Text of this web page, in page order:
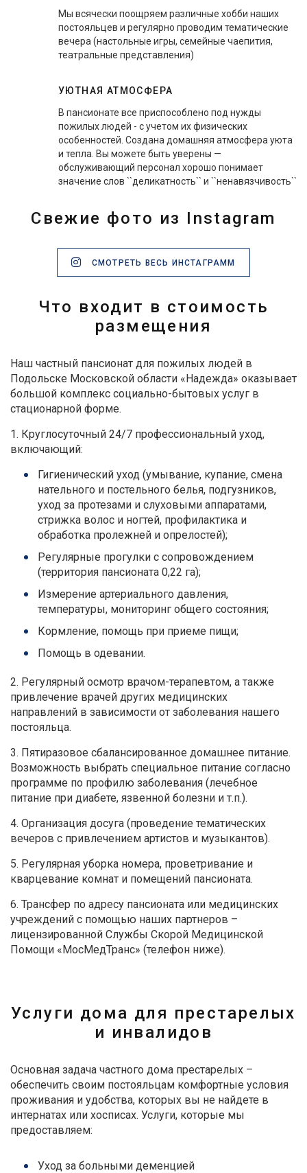
Мы всячески поощряем различные хобби наших
постояльцев и регулярно проводим тематические
вечера (настольные игры, семейные чаепития,
театральные представления)
УЮТНАЯ АТМОСФЕРА
В пансионате все приспособлено под нужды
пожилых людей - с учетом их физических
особенностей. Создана домашняя атмосфера уюта
и тепла. Вы можете быть уверены —
обслуживающий персонал хорошо понимает
значение слов ``деликатность`` и ``ненавязчивость``
Свежие фото из Instagram
СМОТРЕТЬ ВЕСЬ ИНСТАГРАММ
Что входит в стоимость
размещения
Наш частный пансионат для пожилых людей в
Подольске Московской области «Надежда» оказывает
большой комплекс социально-бытовых услуг в
стационарной форме.
1. Круглосуточный 24/7 профессиональный уход,
включающий:
Гигиенический уход (умывание, купание, смена
нательного и постельного белья, подгузников,
уход за протезами и слуховыми аппаратами,
стрижка волос и ногтей, профилактика и
обработка пролежней и опрелостей);
Регулярные прогулки с сопровождением
(территория пансионата 0,22 га);
Измерение артериального давления,
температуры, мониторинг общего состояния;
Кормление, помощь при приеме пищи;
Помощь в одевании.
2. Регулярный осмотр врачом-терапевтом, а также
привлечение врачей других медицинских
направлений в зависимости от заболевания нашего
постояльца.
3. Пятиразовое сбалансированное домашнее питание.
Возможность выбрать специальное питание согласно
программе по профилю заболевания (лечебное
питание при диабете, язвенной болезни и т.п.).
4. Организация досуга (проведение тематических
вечеров с привлечением артистов и музыкантов).
5. Регулярная уборка номера, проветривание и
кварцевание комнат и помещений пансионата.
6. Трансфер по адресу пансионата или медицинских
учреждений с помощью наших партнеров –
лицензированной Службы Скорой Медицинской
Помощи «МосМедТранс» (телефон ниже).
Услуги дома для престарелых
и инвалидов
Основная задача частного дома престарелых –
обеспечить своим постояльцам комфортные условия
проживания и удобства, которых вы не найдете в
интернатах или хосписах. Услуги, которые мы
предоставляем:
Уход за больными деменцией